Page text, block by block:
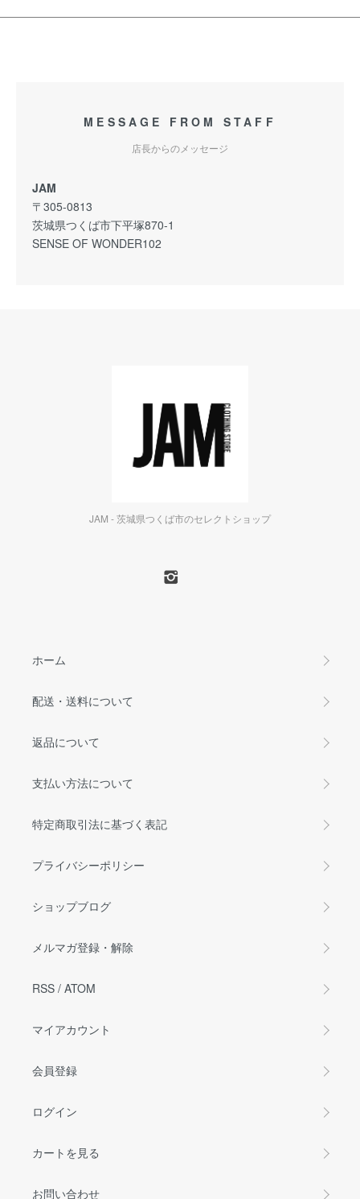
MESSAGE FROM STAFF
店長からのメッセージ
JAM
〒305-0813
茨城県つくば市下平塚870-1
SENSE OF WONDER102
JAM - 茨城県つくば市のセレクトショップ
ホーム
配送・送料について
返品について
支払い方法について
特定商取引法に基づく表記
プライバシーポリシー
ショップブログ
メルマガ登録・解除
RSS / ATOM
マイアカウント
会員登録
ログイン
カートを見る
お問い合わせ